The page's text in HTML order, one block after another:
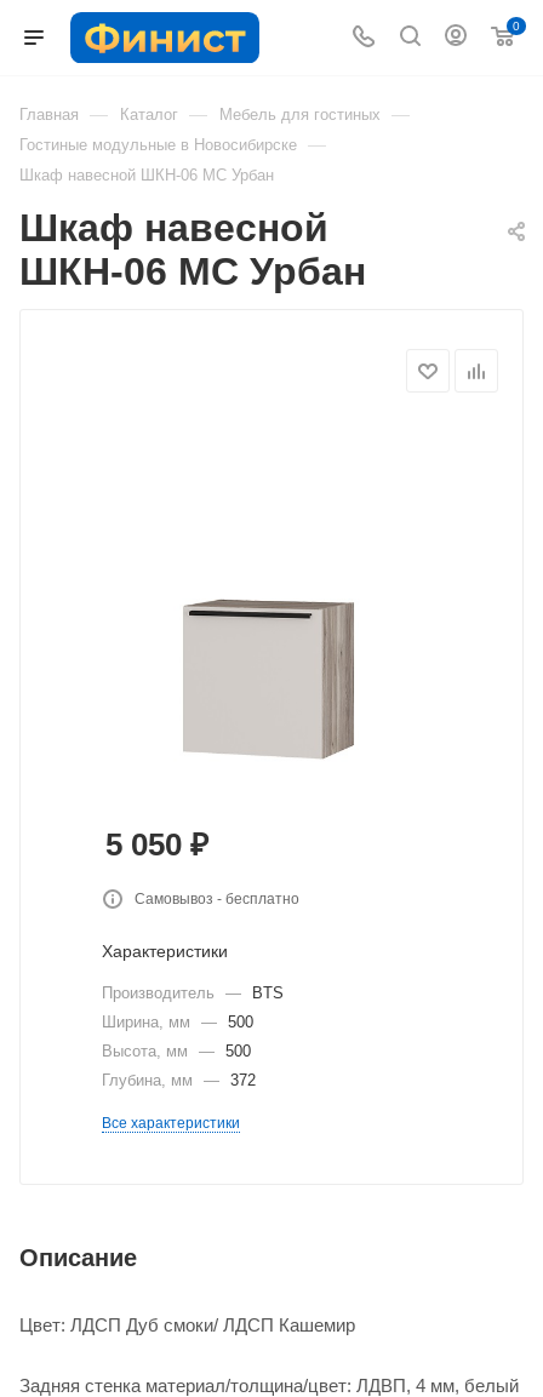
0
Главная — Каталог — Мебель для гостиных —
Гостиные модульные в Новосибирске —
Шкаф навесной ШКН-06 МС Урбан
Шкаф навесной
ШКН-06 МС Урбан
5 050 ₽
Самовывоз - бесплатно
Характеристики
Производитель —
BTS
Ширина, мм
— 500
Высота, мм
— 500
Глубина, мм
— 372
Все характеристики
Описание
Цвет: ЛДСП Дуб смоки/ ЛДСП Кашемир
Задняя стенка материал/толщина/цвет: ЛДВП, 4 мм, белый